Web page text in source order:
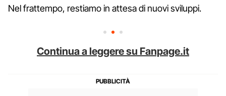
Nel frattempo, restiamo in attesa di nuovi sviluppi.
Continua a leggere su Fanpage.it